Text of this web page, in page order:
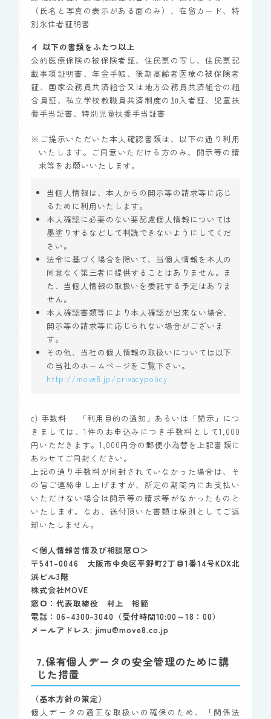
（氏名と写真の表示がある面のみ）、在留カード、特
別永住者証明書
イ 以下の書類をふたつ以上
公的医療保険の被保険者証、住民票の写し、住民票記
載事項証明書、年金手帳、後期高齢者医療の被保険者
証、国家公務員共済組合又は地方公務員共済組合の組
合員証、私立学校教職員共済制度の加入者証、児童扶
養手当証書、特別児童扶養手当証書
※ご提示いただいた本人確認書類は、以下の通り利用
いたします。ご同意いただける方のみ、開示等の請
求等をお願いいたします。
当個人情報は、本人からの開示等の請求等に応じ
るために利用いたします。
本人確認に必要のない要配慮個人情報については
墨塗りするなどして判読できないようにしてくだ
さい。
法令に基づく場合を除いて、当個人情報を本人の
同意なく第三者に提供することはありません。ま
た、当個人情報の取扱いを委託する予定はありま
せん。
本人確認書類等により本人確認が出来ない場合、
開示等の請求等に応じられない場合がございま
す。
その他、当社の個人情報の取扱いについては以下
の当社のホームページをご覧下さい。
http://move8.jp/privacypolicy
c) 手数料 「利用目的の通知」あるいは「開示」につ
きましては、1件のお申込みにつき手数料として1,000
円いただきます。1,000円分の郵便小為替を上記書類に
あわせてご同封ください。
上記の通り手数料が同封されていなかった場合は、そ
の旨ご連絡申し上げますが、所定の期間内にお支払い
いただけない場合は開示等の請求等がなかったものと
いたします。なお、送付頂いた書類は原則としてご返
却いたしません。
＜個人情報苦情及び相談窓口＞
〒541-0046 大阪市中央区平野町2丁目1番14号KDX北
浜ビル3階
株式会社MOVE
窓口：代表取締役 村上 裕範
電話：06-4300-3040（受付時間10:00～18：00）
メールアドレス: jimu@move8.co.jp
7.保有個人データの安全管理のために講
じた措置
（基本方針の策定）
個人データの適正な取扱いの確保のため、「関係法